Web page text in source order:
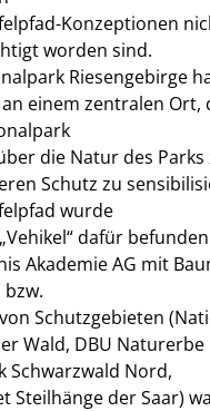
Konzeptionen
worden sind.
Riesengebirge
einem zentralen Ort,
die Natur des
Schutz zu
wurde
dafür
Akademie AG mit
Schutzgebieten
Wald, DBU Naturerbe
Schwarzwald Nord,
Steilhänge der Saar)